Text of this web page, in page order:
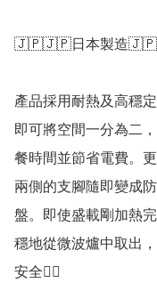
🇯🇵🇯🇵日本製造
產品採用耐熱及高穩
即可將空間一分為二
餐時間並節省電費。
兩側的支腳隨即變成
盤。即使盛載剛加熱
穩地從微波爐中取出
安全👍🏻